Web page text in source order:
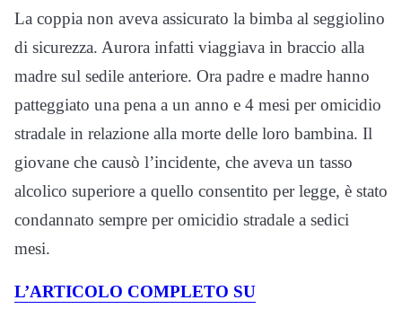
La coppia non aveva assicurato la bimba al seggiolino
di sicurezza. Aurora infatti viaggiava in braccio alla
madre sul sedile anteriore. Ora padre e madre hanno
patteggiato una pena a un anno e 4 mesi per omicidio
stradale in relazione alla morte delle loro bambina. Il
giovane che causò l’incidente, che aveva un tasso
alcolico superiore a quello consentito per legge, è stato
condannato sempre per omicidio stradale a sedici
mesi.
L’ARTICOLO COMPLETO SU